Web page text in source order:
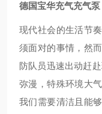
德国宝华充气充气泵
现代社会的生活节
须面对的事情，然
防队员迅速出动赶
弥漫，特殊环境大
我们需要清洁且能